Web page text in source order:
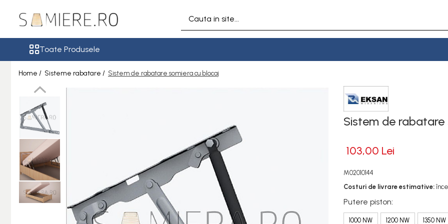
Somiere
Somiere Metalice Premium
Somiere Metalice LUX
Somiere Metalice Royal
Somiere Demontabile
Accesorii
Accesorii tapiterie
Arcuri sinusoidale / Clipsuri
Balamale / Conexiuni
Toate Produsele
Home / Sisteme rabatare / Sistem de rabatare somiera cu blocaj
Sistem de
103,00 Lei
M02010144
Costuri de livrare estimative:
Putere piston:
1000 NW 1200 NW 1350 NW